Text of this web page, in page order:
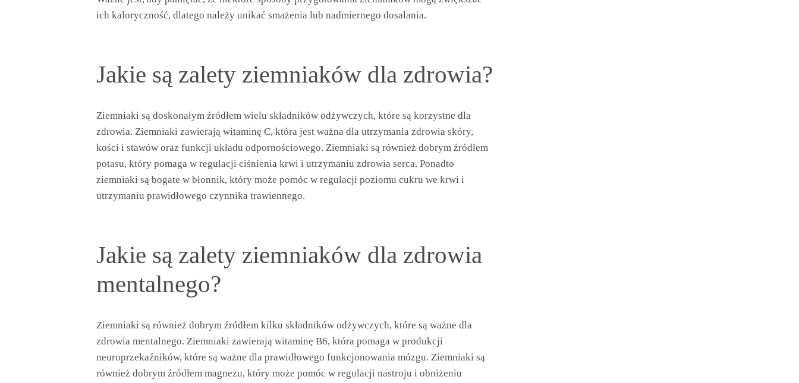
ich kaloryczność, dlatego należy unikać smażenia lub nadmiernego dosalania.
Jakie są zalety ziemniaków dla zdrowia?
Ziemniaki są doskonałym źródłem wielu składników odżywczych, które są korzystne dla
zdrowia. Ziemniaki zawierają witaminę C, która jest ważna dla utrzymania zdrowia skóry,
kości i stawów oraz funkcji układu odpornościowego. Ziemniaki są również dobrym źródłem
potasu, który pomaga w regulacji ciśnienia krwi i utrzymaniu zdrowia serca. Ponadto
ziemniaki są bogate w błonnik, który może pomóc w regulacji poziomu cukru we krwi i
utrzymaniu prawidłowego czynnika trawiennego.
Jakie są zalety ziemniaków dla zdrowia
mentalnego?
Ziemniaki są również dobrym źródłem kilku składników odżywczych, które są ważne dla
zdrowia mentalnego. Ziemniaki zawierają witaminę B6, która pomaga w produkcji
neuroprzekaźników, które są ważne dla prawidłowego funkcjonowania mózgu. Ziemniaki są
również dobrym źródłem magnezu, który może pomóc w regulacji nastroju i obniżeniu